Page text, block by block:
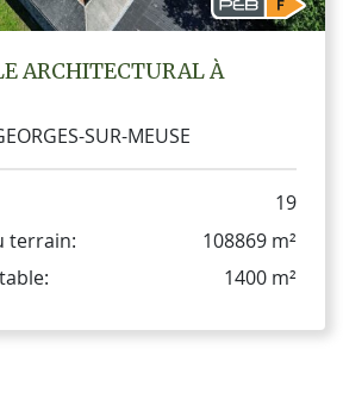
ARCHITECTURAL À
SUR-MEUSE
19
terrain:
108869 m²
1400 m²